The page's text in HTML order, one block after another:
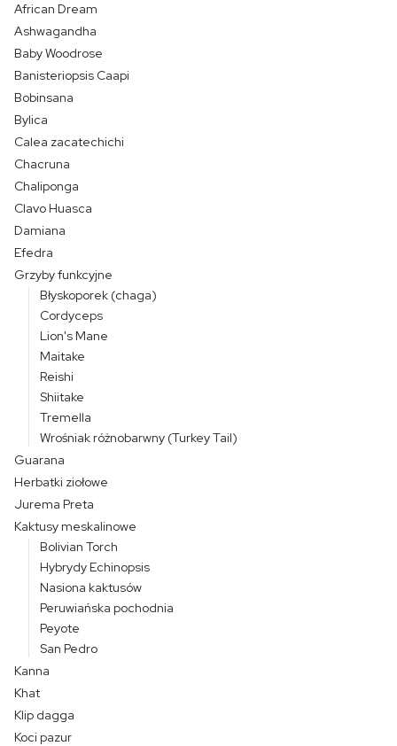
African Dream
Ashwagandha
Baby Woodrose
Banisteriopsis Caapi
Bobinsana
Bylica
Calea zacatechichi
Chacruna
Chaliponga
Clavo Huasca
Damiana
Efedra
Grzyby funkcyjne
Błyskoporek (chaga)
Cordyceps
Lion's Mane
Maitake
Reishi
Shiitake
Tremella
Wrośniak różnobarwny (Turkey Tail)
Guarana
Herbatki ziołowe
Jurema Preta
Kaktusy meskalinowe
Bolivian Torch
Hybrydy Echinopsis
Nasiona kaktusów
Peruwiańska pochodnia
Peyote
San Pedro
Kanna
Khat
Klip dagga
Koci pazur